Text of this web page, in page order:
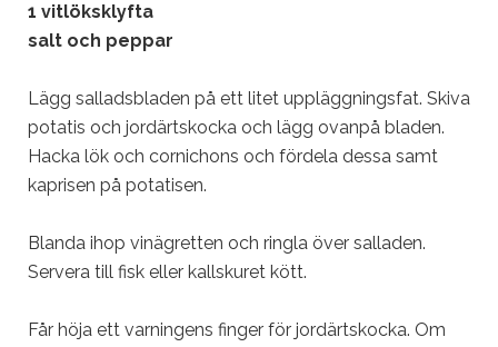
1 vitlöksklyfta
salt och peppar
Lägg salladsbladen på ett litet uppläggningsfat. Skiva
potatis och jordärtskocka och lägg ovanpå bladen.
Hacka lök och cornichons och fördela dessa samt
kaprisen på potatisen.
Blanda ihop vinägretten och ringla över salladen.
Servera till fisk eller kallskuret kött.
Får höja ett varningens finger för jordärtskocka. Om